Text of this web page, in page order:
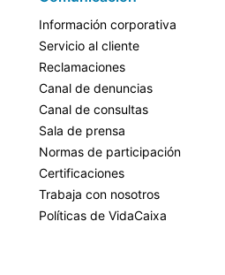
Información corporativa
Servicio al cliente
Reclamaciones
Canal de denuncias
Canal de consultas
Sala de prensa
Normas de participación
Certificaciones
Trabaja con nosotros
Políticas de VidaCaixa